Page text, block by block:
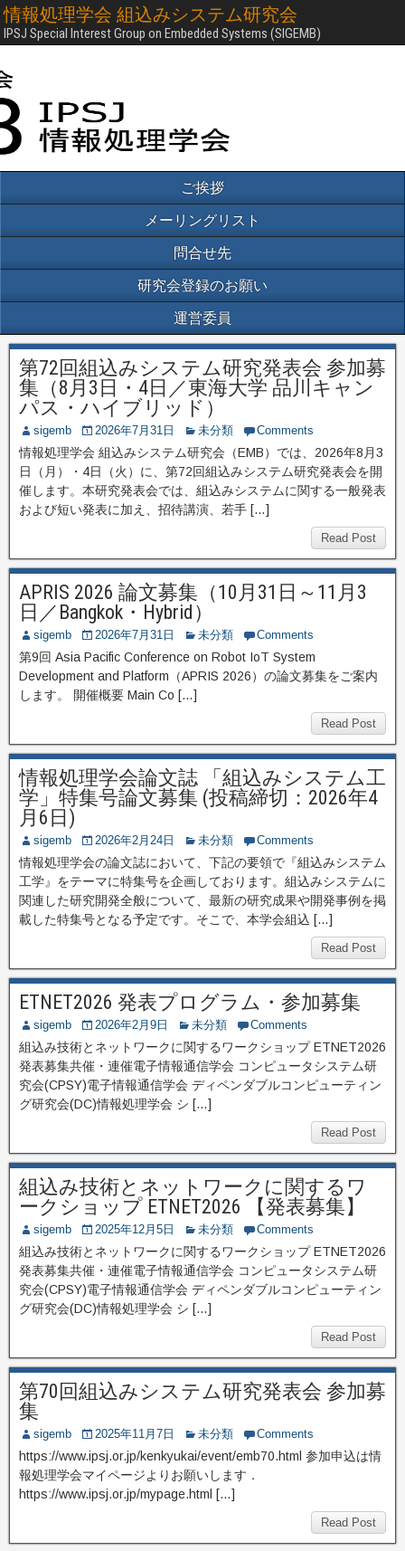
情報処理学会 組込みシステム研究会
IPSJ Special Interest Group on Embedded Systems (SIGEMB)
ご挨拶
メーリングリスト
問合せ先
研究会登録のお願い
運営委員
第72回組込みシステム研究発表会 参加募
集（8月3日・4日／東海大学 品川キャン
パス・ハイブリッド）
sigemb 2026年7月31日 未分類 Comments
情報処理学会 組込みシステム研究会（EMB）では、2026年8月3
日（月）・4日（火）に、第72回組込みシステム研究発表会を開
催します。本研究発表会では、組込みシステムに関する一般発表
および短い発表に加え、招待講演、若手 […]
Read Post
APRIS 2026 論文募集（10月31日～11月3
日／Bangkok・Hybrid）
sigemb 2026年7月31日 未分類 Comments
第9回 Asia Pacific Conference on Robot IoT System
Development and Platform（APRIS 2026）の論文募集をご案内
します。 開催概要 Main Co […]
Read Post
情報処理学会論文誌 「組込みシステム工
学」特集号論文募集 (投稿締切：2026年4
月6日)
sigemb 2026年2月24日 未分類 Comments
情報処理学会の論文誌において、下記の要領で『組込みシステム
工学』をテーマに特集号を企画しております。組込みシステムに
関連した研究開発全般について、最新の研究成果や開発事例を掲
載した特集号となる予定です。そこで、本学会組込 […]
Read Post
ETNET2026 発表プログラム・参加募集
sigemb 2026年2月9日 未分類 Comments
組込み技術とネットワークに関するワークショップ ETNET2026
発表募集共催・連催電子情報通信学会 コンピュータシステム研
究会(CPSY)電子情報通信学会 ディペンダブルコンピューティン
グ研究会(DC)情報処理学会 シ […]
Read Post
組込み技術とネットワークに関するワ
ークショップ ETNET2026 【発表募集】
sigemb 2025年12月5日 未分類 Comments
組込み技術とネットワークに関するワークショップ ETNET2026
発表募集共催・連催電子情報通信学会 コンピュータシステム研
究会(CPSY)電子情報通信学会 ディペンダブルコンピューティン
グ研究会(DC)情報処理学会 シ […]
Read Post
第70回組込みシステム研究発表会 参加募
集
sigemb 2025年11月7日 未分類 Comments
https://www.ipsj.or.jp/kenkyukai/event/emb70.html 参加申込は情
報処理学会マイページよりお願いします．
https://www.ipsj.or.jp/mypage.html […]
Read Post